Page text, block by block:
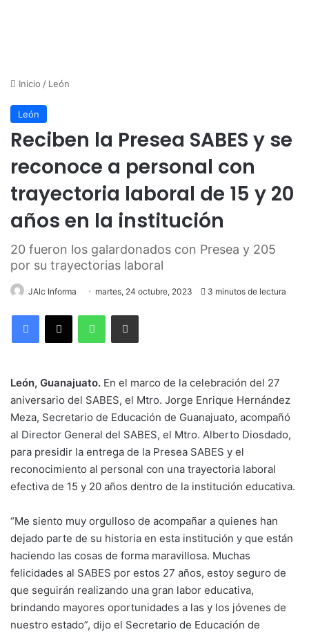
Inicio / León
León
Reciben la Presea SABES y se
reconoce a personal con
trayectoria laboral de 15 y 20
años en la institución
20 fueron los galardonados con Presea y 205
por su trayectorias laboral
JAlc Informa martes, 24 octubre, 2023 3 minutos de lectura
León, Guanajuato. En el marco de la celebración del 27
aniversario del SABES, el Mtro. Jorge Enrique Hernández
Meza, Secretario de Educación de Guanajuato, acompañó
al Director General del SABES, el Mtro. Alberto Diosdado,
para presidir la entrega de la Presea SABES y el
reconocimiento al personal con una trayectoria laboral
efectiva de 15 y 20 años dentro de la institución educativa.
“Me siento muy orgulloso de acompañar a quienes han
dejado parte de su historia en esta institución y que están
haciendo las cosas de forma maravillosa. Muchas
felicidades al SABES por estos 27 años, estoy seguro de
que seguirán realizando una gran labor educativa,
brindando mayores oportunidades a las y los jóvenes de
nuestro estado”, dijo el Secretario de Educación de